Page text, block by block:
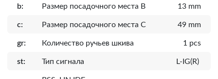
b: Размер посадочного места B 13 mm
c: Размер посадочного места C 49 mm
gr: Количество ручьев шкива 1 pcs
st: Тип сигнала L-IG(R)